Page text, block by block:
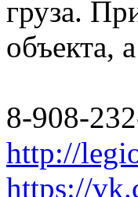
груза.
объекта,
8-908-
http://
https://